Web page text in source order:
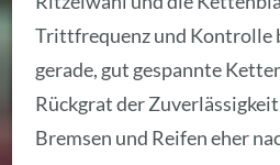
Trittfrequenz und Kontrolle
gerade, gut gespannte
Rückgrat der
Bremsen und Reifen eher